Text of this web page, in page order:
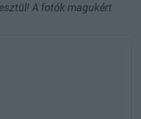
A fotók magukért